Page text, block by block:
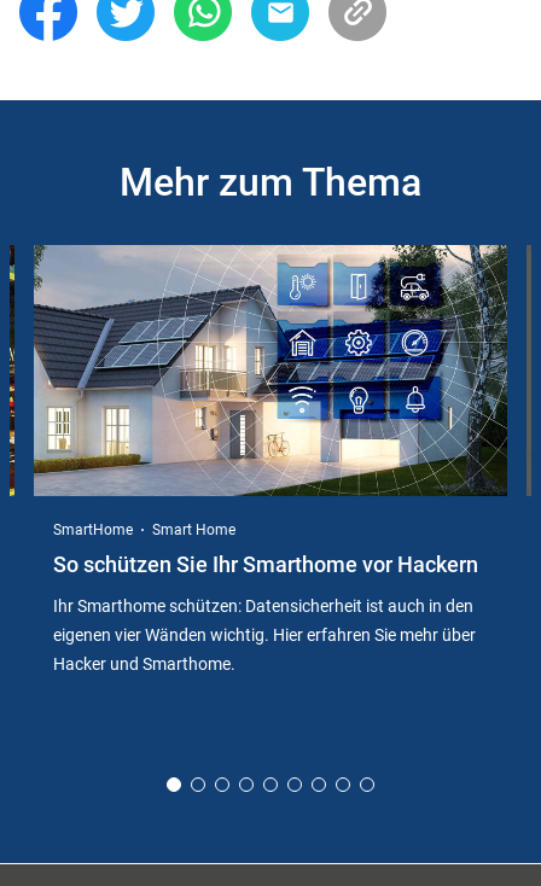
Mehr zum Thema
Instructions
SmartHome Smart Home
So schützen Sie Ihr Smarthome vor Hackern
Ihr Smarthome schützen: Datensicherheit ist auch in den
eigenen vier Wänden wichtig. Hier erfahren Sie mehr über
Hacker und Smarthome.